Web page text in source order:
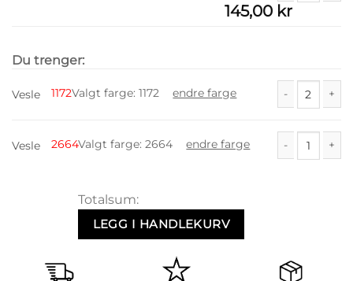
145,00 kr
Sommerbarn
Du trenger:
Vesle 1172Valgt farge:1172 endre farge
Vesle 2664Valgt farge:2664 endre farge
Totalsum:
LEGG I HANDLEKURV